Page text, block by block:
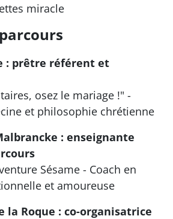
miracle
: prêtre référent et
osez le mariage !" -
et philosophie chrétienne
: enseignante
Sésame - Coach en
et amoureuse
la Roque : co-organisatrice